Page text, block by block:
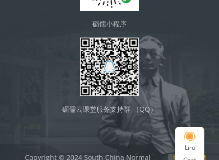
Liru
砺儒小程序
砺儒云课堂服务支持群 （QQ）
Copyright © 2024 South China Normal 切換到標準